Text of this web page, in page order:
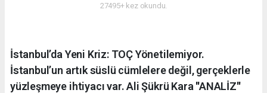
27495+ kez okundu.
İstanbul’da Yeni Kriz: TOÇ Yönetilemiyor.
İstanbul’un artık süslü cümlelere değil, gerçeklerle
yüzleşmeye ihtiyacı var. Ali Şükrü Kara ''ANALİZ''